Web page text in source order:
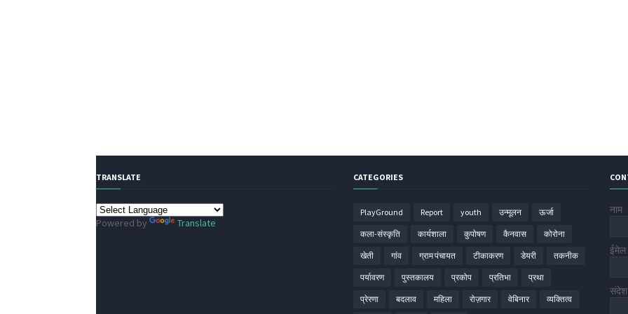
TRANSLATE
Powered by Translate
CATEGORIES
PlayGround Report youth उन्मूलन ऊर्जा
कला-संस्कृति कार्यशाला कुपोषण कैनवास कोरोना
खेती गांव ग्राम पंचायत टीकाकरण डेयरी तकनीक
पर्यावरण पुस्तकालय प्रकोप प्रतिभा प्रथा
प्रेरणा बदलाव महिला रोज़गार वेबिनार व्यक्तित्व
नाम
ईमेल
संदेश